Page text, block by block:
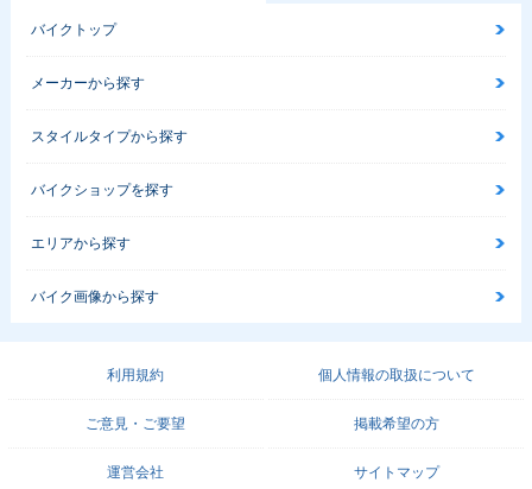
バイクトップ
メーカーから探す
スタイルタイプから探す
バイクショップを探す
エリアから探す
バイク画像から探す
利用規約 個人情報の取扱について
ご意見・ご要望 掲載希望の方
運営会社 サイトマップ